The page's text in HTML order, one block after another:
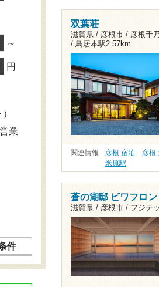
双葉荘
滋賀県 / 彦根市 / 彦根千
/ 鳥居本駅2.57km
関連情報 彦根 宿泊 彦根
米原駅
蒼の湖邸 ビワフロ
滋賀県 / 彦根市 / フジテ
～
円
業
件